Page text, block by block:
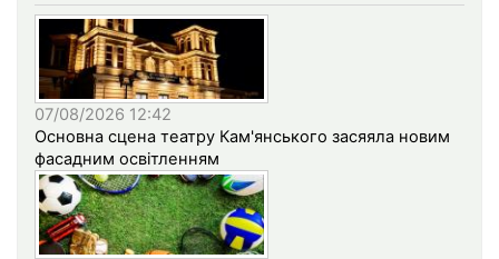
07/08/2026 12:42
Основна сцена театру Кам'янського засяяла новим
фасадним освітленням